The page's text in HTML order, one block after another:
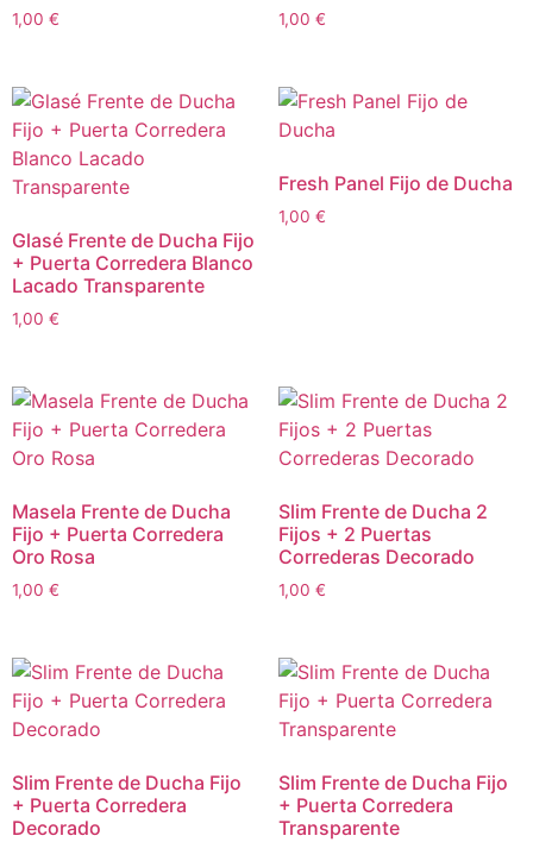
1,00 € 1,00 €
Glasé Frente de Ducha Fijo
+ Puerta Corredera Blanco
Lacado Transparente
1,00 €
Fresh Panel Fijo de Ducha
1,00 €
Masela Frente de Ducha
Fijo + Puerta Corredera
Oro Rosa
1,00 €
Slim Frente de Ducha 2
Fijos + 2 Puertas
Correderas Decorado
1,00 €
Slim Frente de Ducha Fijo
+ Puerta Corredera
Decorado
Slim Frente de Ducha Fijo
+ Puerta Corredera
Transparente